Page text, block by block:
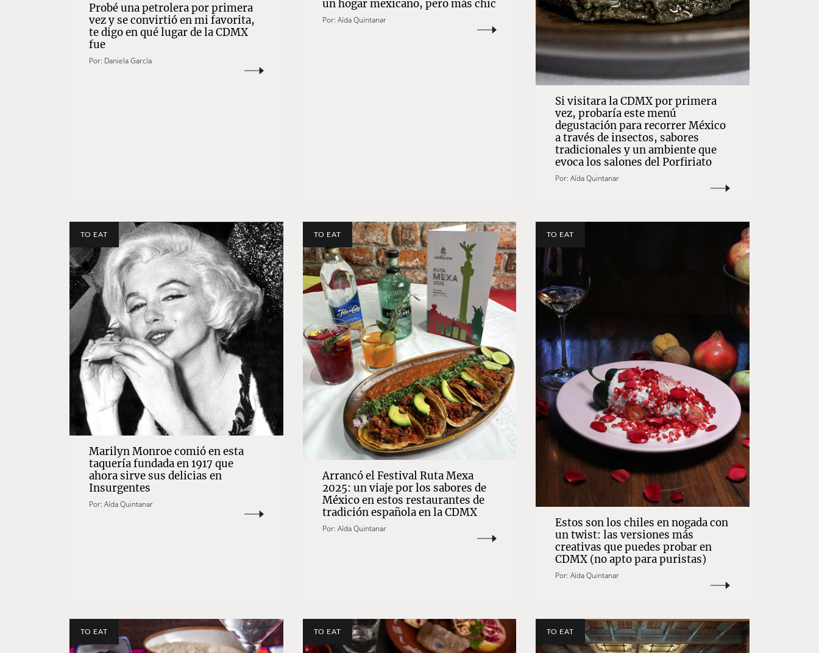
Probé una petrolera por primera
vez y se convirtió en mi favorita,
te digo en qué lugar de la CDMX
fue
Por: Daniela García
un hogar mexicano, pero más chic
Por: Aída Quintanar
Si visitara la CDMX por primera
vez, probaría este menú
degustación para recorrer México
a través de insectos, sabores
tradicionales y un ambiente que
evoca los salones del Porfiriato
Por:Aída Quintanar
TO EAT
Marilyn Monroe comió en esta
taquería fundada en 1917 que
ahora sirve sus delicias en
Insurgentes
Por: Aída Quintanar
TO EAT
Arrancó el Festival Ruta Mexa
2025: un viaje por los sabores de
México en estos restaurantes de
tradición española en la CDMX
Por: Aída Quintanar
TO EAT
Estos son los chiles en nogada con
un twist: las versiones más
creativas que puedes probar en
CDMX (no apto para puristas)
Por:Aída Quintanar
TO EAT TO EAT TO EAT